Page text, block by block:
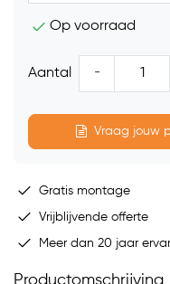
Op voorraad
Aantal -
Vraag jouw
Gratis montage
Vrijblijvende offerte
Meer dan 20 jaar
Productomschrijving